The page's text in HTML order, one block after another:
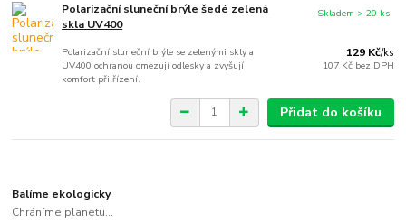
Polarizační sluneční brýle šedé zelená
skla UV400
Polarizační sluneční brýle se zelenými skly a
UV400 ochranou omezují odlesky a zvyšují
komfort při řízení.
129 Kč/ks
107 Kč bez DPH
Skladem > 20 ks
Přidat do košíku
Balíme ekologicky
Chráníme planetu...